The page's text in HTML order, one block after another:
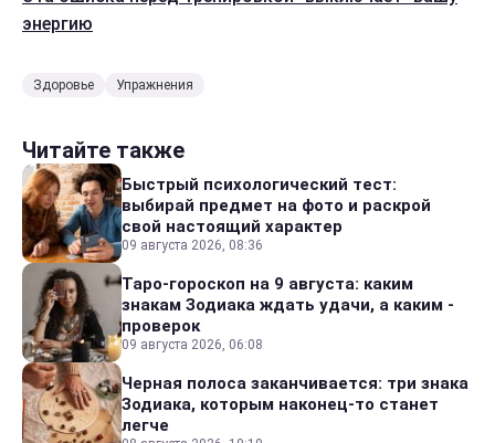
энергию
Здоровье Упражнения
Читайте также
Быстрый психологический тест:
выбирай предмет на фото и раскрой
свой настоящий характер
09 августа 2026, 08:36
Таро-гороскоп на 9 августа: каким
знакам Зодиака ждать удачи, а каким -
проверок
09 августа 2026, 06:08
Черная полоса заканчивается: три знака
Зодиака, которым наконец-то станет
легче